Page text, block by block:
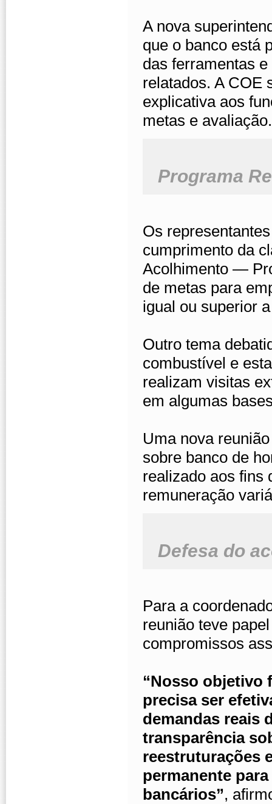
A nova
que o banco está
das ferramentas
relatados. A COE
explicativa aos
metas e avaliação.
Programa
Os
cumprimento da
Acolhimento —
de metas para
igual ou superior
Outro tema
combustível e
realizam visitas
em algumas
Uma nova
sobre banco de
realizado aos fins
remuneração
Defesa do
Para a
reunião teve
compromissos
“Nosso objetivo
precisa ser
demandas reais
transparência
reestruturações
permanente
bancários”,